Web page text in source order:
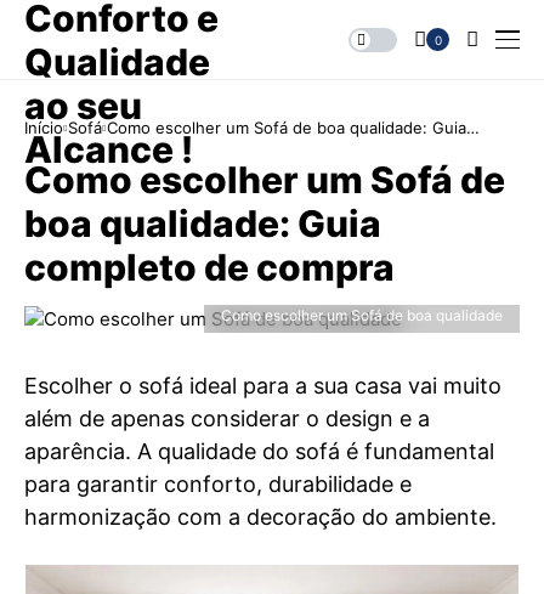
0
Início Sofá Como escolher um Sofá de boa qualidade: Guia
completo de compra
Como escolher um Sofá de
boa qualidade: Guia
completo de compra
Como escolher um Sofá de boa qualidade
Escolher o sofá ideal para a sua casa vai muito
além de apenas considerar o design e a
aparência. A qualidade do sofá é fundamental
para garantir conforto, durabilidade e
harmonização com a decoração do ambiente.